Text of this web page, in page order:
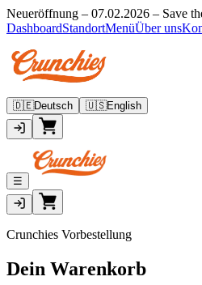
Neueröffnung – 07.02.2026 – Save
DashboardStandortMenüÜber uns
🇩🇪Deutsch 🇺🇸English
☰
Crunchies Vorbestellung
Dein Warenkorb